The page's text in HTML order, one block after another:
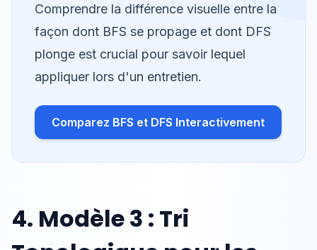
Comprendre la différence visuelle entre la
façon dont BFS se propage et dont DFS
plonge est crucial pour savoir lequel
appliquer lors d'un entretien.
Comparez BFS et DFS Interactivement
4. Modèle 3 : Tri